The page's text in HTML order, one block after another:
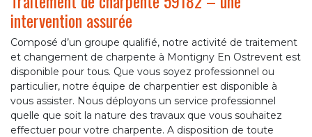
intervention assurée
Composé d’un groupe qualifié, notre activité de traitement
et changement de charpente à Montigny En Ostrevent est
disponible pour tous. Que vous soyez professionnel ou
particulier, notre équipe de charpentier est disponible à
vous assister. Nous déployons un service professionnel
quelle que soit la nature des travaux que vous souhaitez
effectuer pour votre charpente. A disposition de toute